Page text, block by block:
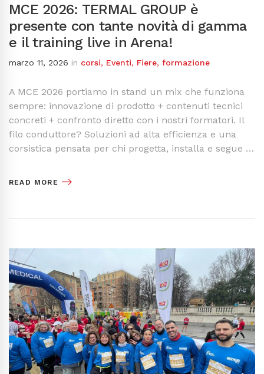
MCE 2026: TERMAL GROUP è
presente con tante novità di gamma
e il training live in Arena!
marzo 11, 2026 in corsi, Eventi, Fiere, formazione
A MCE 2026 portiamo in stand un mix che funziona
sempre: innovazione di prodotto + contenuti tecnici
concreti + confronto diretto con i nostri formatori. Il
filo conduttore? Soluzioni ad alta efficienza e una
corsistica pensata per chi progetta, installa e segue …
READ MORE